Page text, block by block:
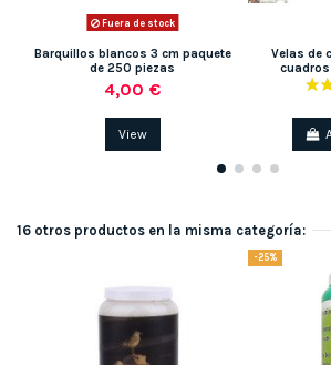
Fuera de stock
Barquillos blancos 3 cm paquete
de 250 piezas
4,00 €
View
Velas de
16 otros productos en la misma categoría:
-25%